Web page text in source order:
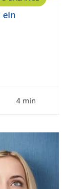
ein
4 min